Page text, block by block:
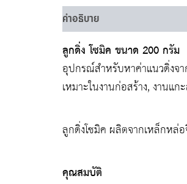
คำอธิบาย
ลูกดิ่ง โซมิค ขนาด 200 กรัม
อุปกรณ์สำหรับหาค่าแนวดิ่งจ
เหมาะในงานก่อสร้าง, งานแ
ลูกดิ่งโซมิค ผลิตจากเหล็กหล่
คุณสมบัติ